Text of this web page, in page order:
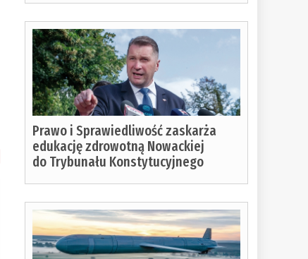
Prawo i Sprawiedliwość zaskarża
edukację zdrowotną Nowackiej
do Trybunału Konstytucyjnego